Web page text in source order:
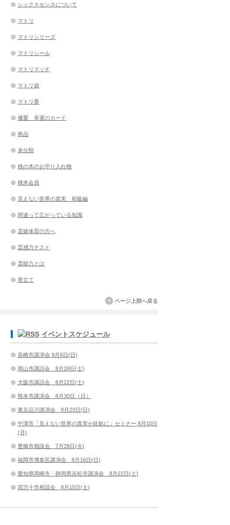
シックスセンスについて
マトリ
マトリシリーズ
マトリシール
マトリマッチ
マトリ袋
マトリ香
優愛 幸運のカード
商品
未分類
桃の木のお守り入れ物
桃木会員
見えない世界の真実 初級編
間違って広がっている知識
霊媒体質の方へ
霊感力テスト
霊能力とは
香立て
ページ上部へ戻る
イベントスケジュール
長崎市講演会 9月6日(日)
岡山市講話会 8月29日(土)
大阪市講話会 8月22日(土)
熊本市講演会 8月30日（日）
東京品川講演会 8月23日(日)
中津市「見えない世界の真実が此処に」セミナー 8月10日
(月)
豊橋市相談会 7月28日(火)
福岡市博多区講演会 8月16日(日)
愛知県岡崎市・静岡県浜松市講演会 8月22日(土)
四万十市相談会 8月15日(土)